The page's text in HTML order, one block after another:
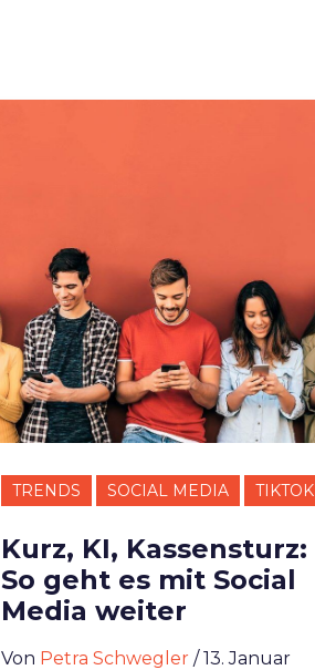
TRENDS SOCIAL MEDIA TIKTOK
Kurz, KI, Kassensturz:
So geht es mit Social
Media weiter
Von Petra Schwegler/ 13. Januar